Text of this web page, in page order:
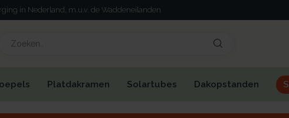
in Nederland, m.u.v. de Waddeneilanden
Platdakramen Solartubes Dakopstanden